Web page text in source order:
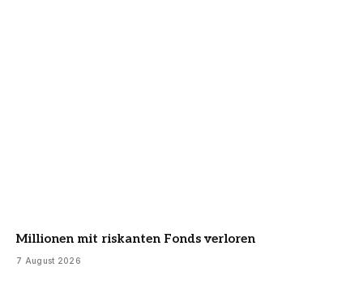
Millionen mit riskanten Fonds verloren
7 August 2026